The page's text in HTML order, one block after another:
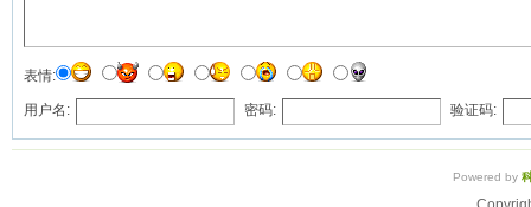
表情:
用户名: 密码: 验证码:
Powered by